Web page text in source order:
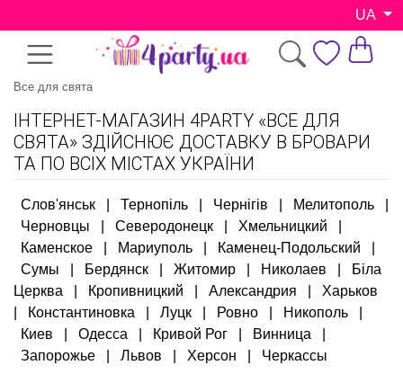
UA
Все для свята
ІНТЕРНЕТ-МАГАЗИН 4PARTY «ВСЕ ДЛЯ
СВЯТА» ЗДІЙСНЮЄ ДОСТАВКУ В БРОВАРИ
ТА ПО ВСІХ МІСТАХ УКРАЇНИ
Слов'янськ Тернопіль Чернігів Мелитополь
Черновцы
Северодонецк Хмельницкий
Каменское
Мариуполь Каменец-Подольский
Сумы
Бердянск Житомир Николаев
Біла
Церква
Кропивницкий Александрия
Харьков
Константиновка Луцк Ровно Никополь
Киев
Одесса Кривой Рог Винница
Запорожье
Львов Херсон Черкассы